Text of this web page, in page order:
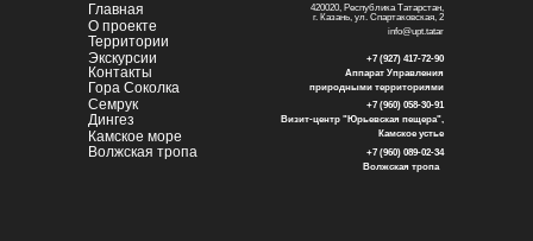
Главная
О проекте
Территории
Экскурсии
Гора Соколка
Семрук
Дингез
Камское море
Аппарат Управления
природными территориями
Визит-центр "Юрьевская пещера",
Камское устье
+7 (960) 058-30-91
+7 (927) 417-72-90
Волжская тропа
+7 (960) 089-02-34
Волжская тропа
420020, Республика Татарстан,
г. Казань, ул. Спартаковская, 2
info@upt.tatar
Контакты